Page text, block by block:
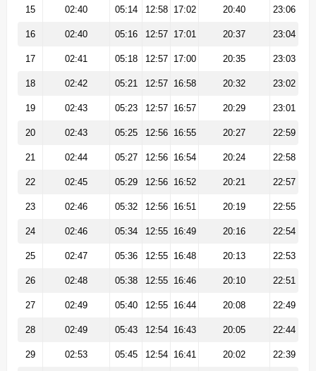
15 02:40 05:14 12:58 17:02 20:40 23:06
16 02:40 05:16 12:57 17:01 20:37 23:04
17 02:41 05:18 12:57 17:00 20:35 23:03
18 02:42 05:21 12:57 16:58 20:32 23:02
19 02:43 05:23 12:57 16:57 20:29 23:01
20 02:43 05:25 12:56 16:55 20:27 22:59
21 02:44 05:27 12:56 16:54 20:24 22:58
22 02:45 05:29 12:56 16:52 20:21 22:57
23 02:46 05:32 12:56 16:51 20:19 22:55
24 02:46 05:34 12:55 16:49 20:16 22:54
25 02:47 05:36 12:55 16:48 20:13 22:53
26 02:48 05:38 12:55 16:46 20:10 22:51
27 02:49 05:40 12:55 16:44 20:08 22:49
28 02:49 05:43 12:54 16:43 20:05 22:44
29 02:53 05:45 12:54 16:41 20:02 22:39